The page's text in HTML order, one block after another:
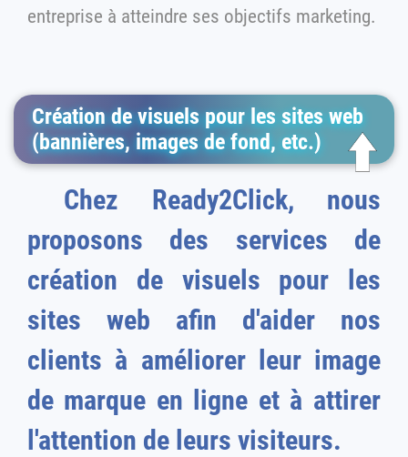
entreprise à atteindre ses objectifs marketing.
Création de visuels pour les sites web
(bannières, images de fond, etc.)
Chez Ready2Click, nous
proposons des services de
création de visuels pour les
sites web afin d'aider nos
clients à améliorer leur image
de marque en ligne et à attirer
l'attention de leurs visiteurs.